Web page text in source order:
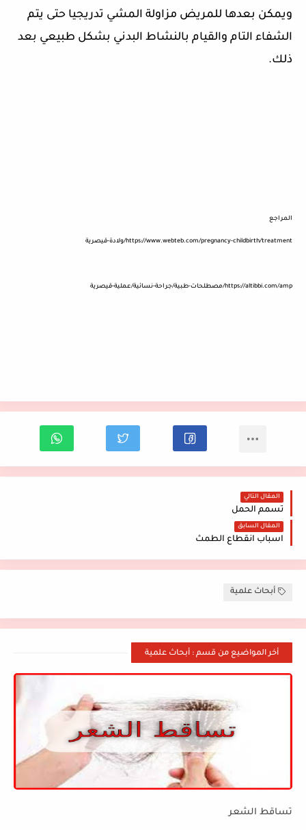
ويمكن بعدها للمريض مزاولة المشي تدريجيا حتى يتم
الشفاء التام والقيام بالنشاط البدني بشكل طبيعي بعد
ذلك.
المراجع
https://www.webteb.com/pregnancy-childbirth/treatment/ولادة-قيصرية
https://altibbi.com/amp/مصطلحات-طبية/جراحة-نسائية/عملية-قيصرية
المقال التالي
تسمم الحمل
المقال السابق
اسباب انقطاع الطمث
أبحاث علمية
أخر المواضيع من قسم : أبحاث علمية
تساقط الشعر